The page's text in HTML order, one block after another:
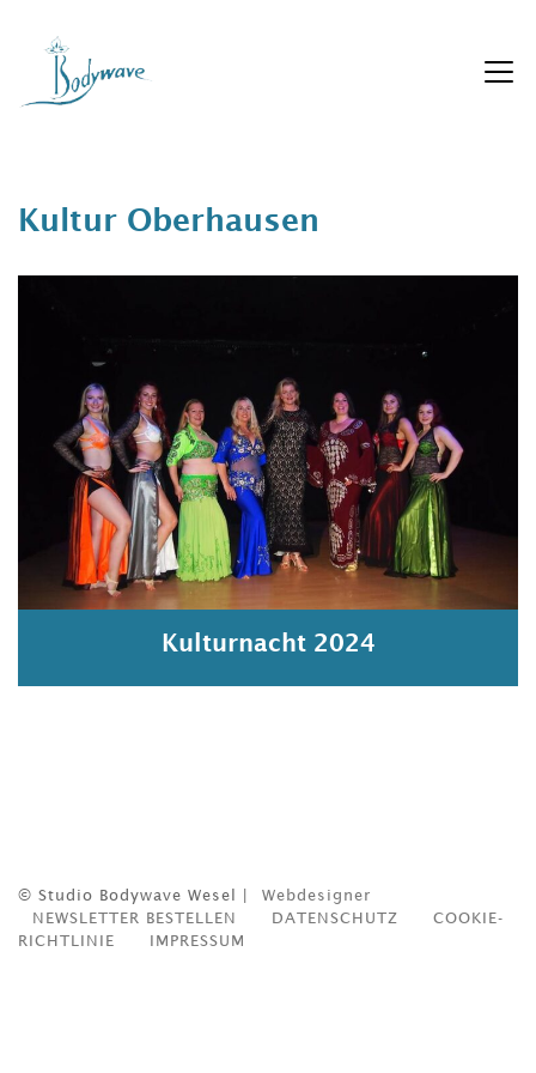
springen
Kultur Oberhausen
Kulturnacht 2024
© Studio Bodywave Wesel |
Webdesigner
NEWSLETTER BESTELLEN
DATENSCHUTZ
COOKIE-
RICHTLINIE
IMPRESSUM